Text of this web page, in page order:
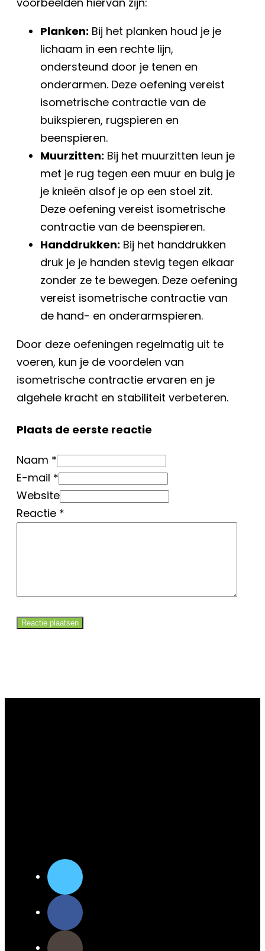
Planken: Bij het planken houd je je
lichaam in een rechte lijn,
ondersteund door je tenen en
onderarmen. Deze oefening vereist
isometrische contractie van de
buikspieren, rugspieren en
beenspieren.
Muurzitten: Bij het muurzitten leun je
met je rug tegen een muur en buig je
je knieën alsof je op een stoel zit.
Deze oefening vereist isometrische
contractie van de beenspieren.
Handdrukken: Bij het handdrukken
druk je je handen stevig tegen elkaar
zonder ze te bewegen. Deze oefening
vereist isometrische contractie van
de hand- en onderarmspieren.
Door deze oefeningen regelmatig uit te
voeren, kun je de voordelen van
isometrische contractie ervaren en je
algehele kracht en stabiliteit verbeteren.
Plaats de eerste reactie
Naam *
E-mail *
Website
Reactie *